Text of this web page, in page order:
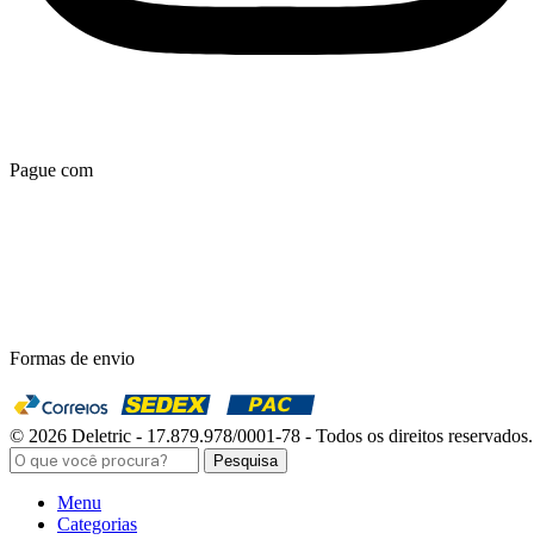
Pague com
Formas de envio
© 2026 Deletric - 17.879.978/0001-78 - Todos os direitos reservados.
Pesquisa
Menu
Categorias